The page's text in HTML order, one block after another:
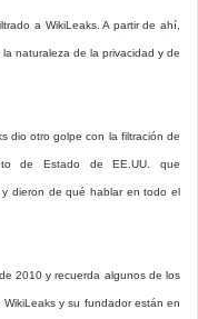
a WikiLeaks. A partir de ahí,
naturaleza de la privacidad y de
dio otro golpe con la filtración de
de Estado de EE.UU. que
dieron de qué hablar en todo el
2010 y recuerda algunos de los
y su fundador están en